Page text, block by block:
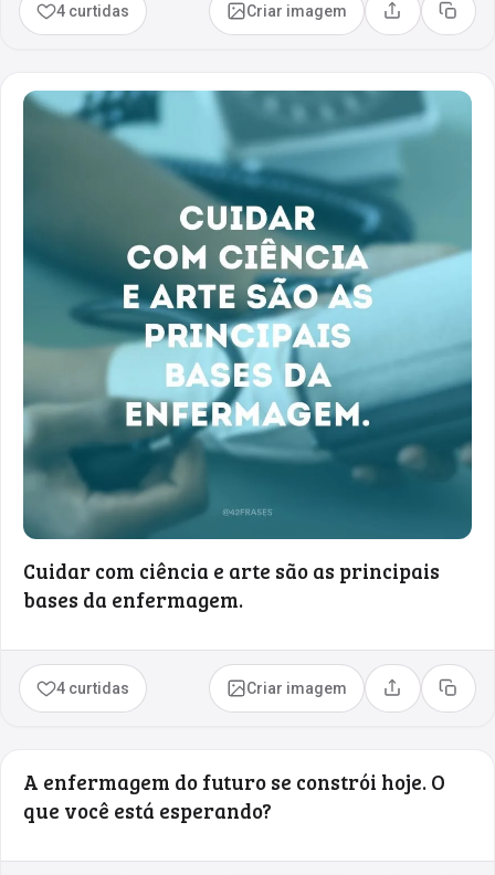
4 curtidas Criar imagem Compartilhar
Copiar
Cuidar com ciência e arte são as principais
bases da enfermagem.
4 curtidas Criar imagem Compartilhar
Copiar
A enfermagem do futuro se constrói hoje. O
que você está esperando?